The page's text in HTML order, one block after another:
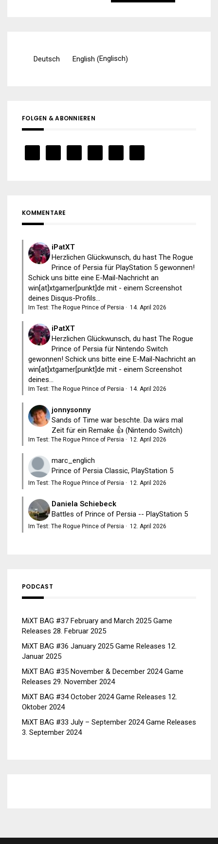
Deutsch English (Englisch)
FOLGEN & ABONNIEREN
KOMMENTARE
iPatXT
Herzlichen Glückwunsch, du hast The Rogue
Prince of Persia für PlayStation 5 gewonnen!
Schick uns bitte eine E-Mail-Nachricht an
win[at]xtgamer[punkt]de mit - einem Screenshot
deines Disqus-Profils...
Im Test: The Rogue Prince of Persia · 14. April 2026
iPatXT
Herzlichen Glückwunsch, du hast The Rogue
Prince of Persia für Nintendo Switch
gewonnen! Schick uns bitte eine E-Mail-Nachricht an
win[at]xtgamer[punkt]de mit - einem Screenshot
deines...
Im Test: The Rogue Prince of Persia · 14. April 2026
jonnysonny
Sands of Time war beschte. Da wärs mal
Zeit für ein Remake 👍 (Nintendo Switch)
Im Test: The Rogue Prince of Persia · 12. April 2026
marc_englich
Prince of Persia Classic, PlayStation 5
Im Test: The Rogue Prince of Persia · 12. April 2026
Daniela Schiebeck
Battles of Prince of Persia -- PlayStation 5
Im Test: The Rogue Prince of Persia · 12. April 2026
PODCAST
MiXT BAG #37 February and March 2025 Game
Releases 28. Februar 2025
MiXT BAG #36 January 2025 Game Releases 12.
Januar 2025
MiXT BAG #35 November & December 2024 Game
Releases 29. November 2024
MiXT BAG #34 October 2024 Game Releases 12.
Oktober 2024
MiXT BAG #33 July – September 2024 Game Releases
3. September 2024